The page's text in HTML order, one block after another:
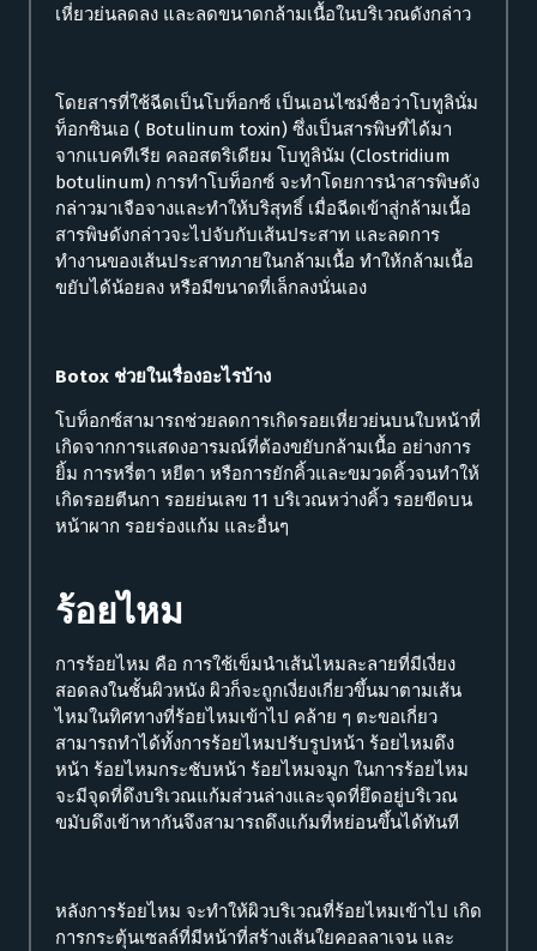
เหี่ยวย่นลดลง และลดขนาดกล้ามเนื้อในบริเวณดังกล่าว
โดยสารที่ใช้ฉีดเป็นโบท็อกซ์ เป็นเอนไซม์ชื่อว่าโบทูลินั่ม
ท็อกซินเอ ( Botulinum toxin) ซึ่งเป็นสารพิษที่ได้มา
จากแบคทีเรีย คลอสตริเดียม โบทูลินัม (Clostridium
botulinum) การทำโบท็อกซ์ จะทำโดยการนำสารพิษดัง
กล่าวมาเจือจางและทำให้บริสุทธิ์ เมื่อฉีดเข้าสู่กล้ามเนื้อ
สารพิษดังกล่าวจะไปจับกับเส้นประสาท และลดการ
ทำงานของเส้นประสาทภายในกล้ามเนื้อ ทำให้กล้ามเนื้อ
ขยับได้น้อยลง หรือมีขนาดที่เล็กลงนั่นเอง
Botox ช่วยในเรื่องอะไรบ้าง
โบท็อกซ์สามารถช่วยลดการเกิดรอยเหี่ยวย่นบนใบหน้าที่
เกิดจากการแสดงอารมณ์ที่ต้องขยับกล้ามเนื้อ อย่างการ
ยิ้ม การหรี่ตา หยีตา หรือการยักคิ้วและขมวดคิ้วจนทำให้
เกิดรอยตีนกา รอยย่นเลข 11 บริเวณหว่างคิ้ว รอยขีดบน
หน้าผาก รอยร่องแก้ม และอื่นๆ
ร้อยไหม
การร้อยไหม คือ การใช้เข็มนำเส้นไหมละลายที่มีเงี่ยง
สอดลงในชั้นผิวหนัง ผิวก็จะถูกเงี่ยงเกี่ยวขึ้นมาตามเส้น
ไหมในทิศทางที่ร้อยไหมเข้าไป คล้าย ๆ ตะขอเกี่ยว
สามารถทำได้ทั้งการร้อยไหมปรับรูปหน้า ร้อยไหมดึง
หน้า ร้อยไหมกระชับหน้า ร้อยไหมจมูก ในการร้อยไหม
จะมีจุดที่ดึงบริเวณแก้มส่วนล่างและจุดที่ยึดอยู่บริเวณ
ขมับดึงเข้าหากันจึงสามารถดึงแก้มที่หย่อนขึ้นได้ทันที
หลังการร้อยไหม จะทำให้ผิวบริเวณที่ร้อยไหมเข้าไป เกิด
การกระตุ้นเซลล์ที่มีหน้าที่สร้างเส้นใยคอลลาเจน และ